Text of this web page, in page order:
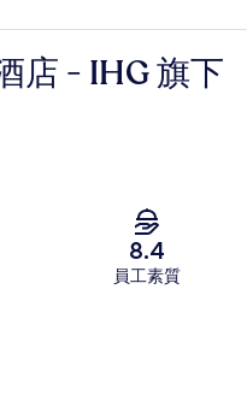
店 - IHG 旗下
8.4
員工素質